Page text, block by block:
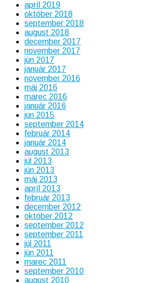
apríl 2019
október 2018
september 2018
august 2018
december 2017
november 2017
jún 2017
január 2017
november 2016
máj 2016
marec 2016
január 2016
jún 2015
september 2014
február 2014
január 2014
august 2013
júl 2013
jún 2013
máj 2013
apríl 2013
február 2013
december 2012
október 2012
september 2012
september 2011
júl 2011
jún 2011
marec 2011
september 2010
august 2010